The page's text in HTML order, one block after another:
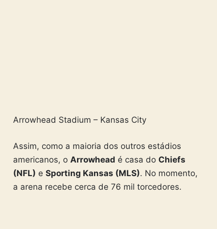
Arrowhead Stadium – Kansas City
Assim, como a maioria dos outros estádios
americanos, o Arrowhead é casa do Chiefs
(NFL) e Sporting Kansas (MLS). No momento,
a arena recebe cerca de 76 mil torcedores.